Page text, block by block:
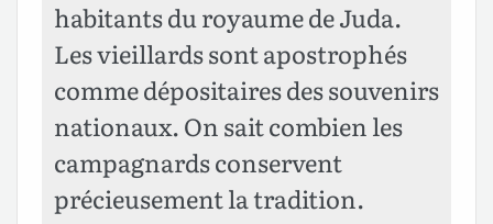
habitants du royaume de Juda.
Les vieillards sont apostrophés
comme dépositaires des souvenirs
nationaux. On sait combien les
campagnards conservent
précieusement la tradition.